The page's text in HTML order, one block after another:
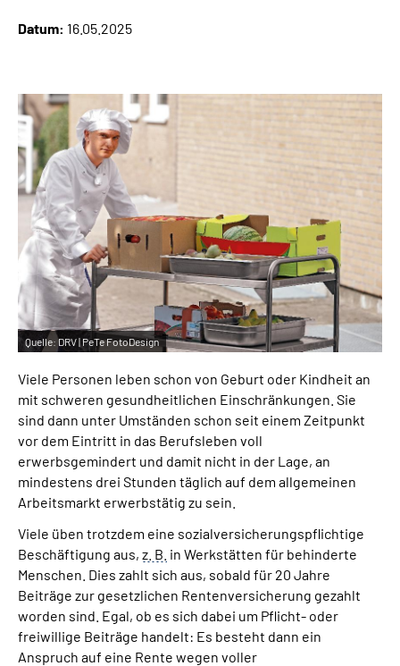
Inhalte in Gebärdensprache (DGS)
Leichte Sprache
Suche
Mein Kundenportal
Datum: 16.05.2025
Quelle:DRV | PeTe FotoDesign
Viele Personen leben schon von Geburt oder Kindheit an
mit schweren gesundheitlichen Einschränkungen. Sie
sind dann unter Umständen schon seit einem Zeitpunkt
vor dem Eintritt in das Berufsleben voll
erwerbsgemindert und damit nicht in der Lage, an
mindestens drei Stunden täglich auf dem allgemeinen
Arbeitsmarkt erwerbstätig zu sein.
Viele üben trotzdem eine sozialversicherungspflichtige
Beschäftigung aus, z. B. in Werkstätten für behinderte
Menschen. Dies zahlt sich aus, sobald für 20 Jahre
Beiträge zur gesetzlichen Rentenversicherung gezahlt
worden sind. Egal, ob es sich dabei um Pflicht- oder
freiwillige Beiträge handelt: Es besteht dann ein
Anspruch auf eine Rente wegen voller